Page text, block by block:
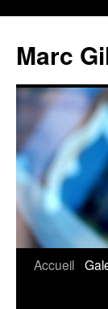
Marc
Accueil